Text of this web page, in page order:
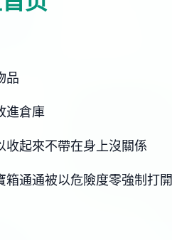
品
進倉庫
收起來不帶在身上沒關係
箱通通被以危險度零強制打開